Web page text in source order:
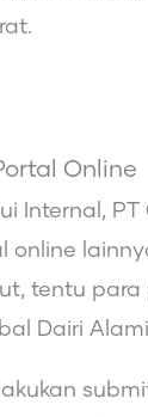
Online
Internal,
online
tentu
Dairi